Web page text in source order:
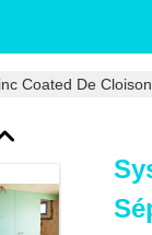
Coated De